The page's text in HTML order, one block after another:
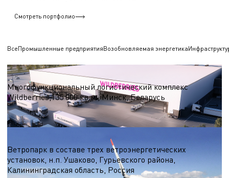
Смотреть портфолио
ВсеПромышленные предприятияВозобновляемая энергетика
Логистические центры и склады
Многофункциональный логистический комплекс
Wildberries,135 000 кв.м., Минск, Беларусь
S = 135 000 кв.м.
Ветропарк в составе трех ветроэнергетических
установок, н.п. Ушаково, Гурьевского района,
Калининградская область, Россия